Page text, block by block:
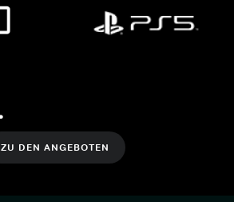
ZU DEN ANGEBOTEN